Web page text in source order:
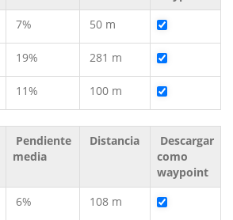
7% 50 m
19% 281 m
11% 100 m
Pendiente
media
Distancia
Descargar
como
waypoint
6% 108 m